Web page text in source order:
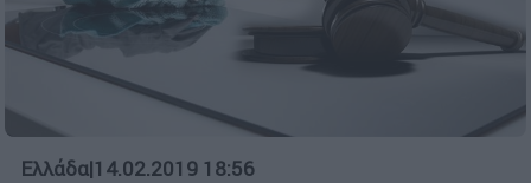
Ελλάδα|14.02.2019 18:56